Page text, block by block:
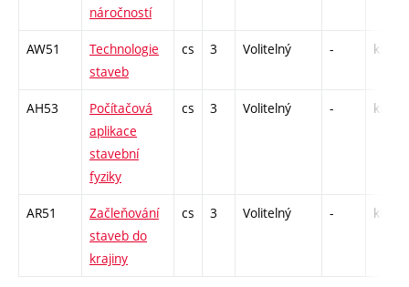
náročností
AW51
Technologie
staveb
cs 3 Volitelný - kl
AH53
Počítačová
aplikace
stavební
fyziky
cs 3 Volitelný - kl
AR51
Začleňování
staveb do
krajiny
cs 3 Volitelný - kl